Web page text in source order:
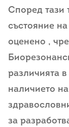
Според тази
състояние
оценено ,
различията в
наличието
за